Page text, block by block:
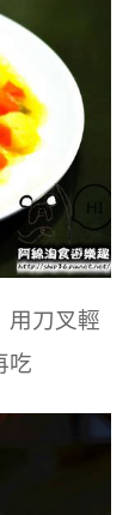
用刀叉輕
吃